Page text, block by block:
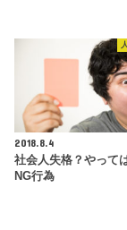
2018.8.4
社会人失格？やって
NG行為